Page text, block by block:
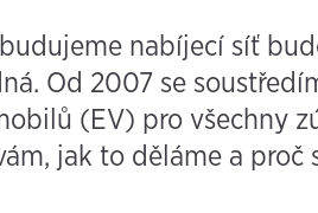
nabíjecí síť
Od 2007 se
(EV) pro všechny
jak to děláme a proč